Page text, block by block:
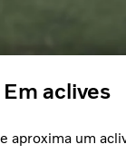
Em aclives
aproxima um